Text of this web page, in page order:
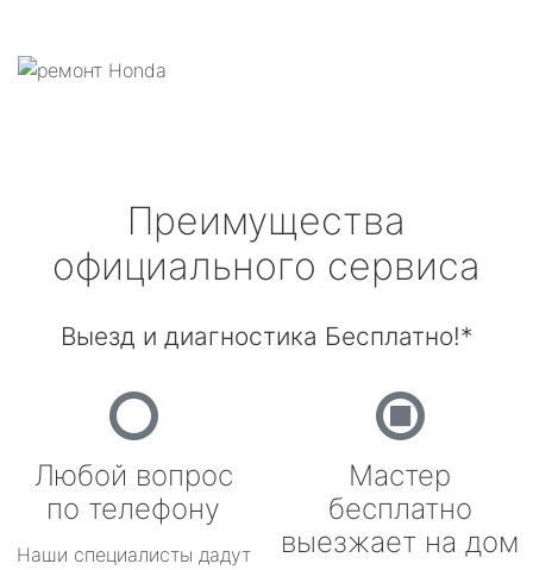
Преимущества
официального сервиса
Выезд и диагностика Бесплатно!*
Любой вопрос
по телефону
Наши специалисты дадут
Мастер
бесплатно
выезжает на дом